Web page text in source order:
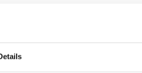
leadów, który polega na
procesów